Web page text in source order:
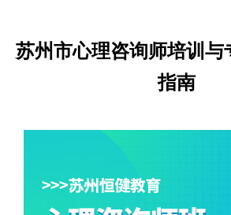
苏州市心理咨询师培训与
指南